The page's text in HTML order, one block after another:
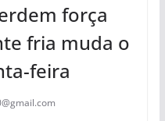
força
fria muda o
feira